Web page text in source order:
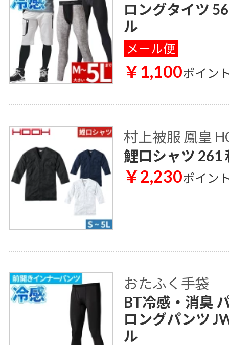
ロングタイツ
ル
メール便
￥1,100ポイン
村上被服 鳳皇
鯉口シャツ 261
￥2,230ポイン
おたふく手袋
BT冷感・消臭
ロングパンツ
ル